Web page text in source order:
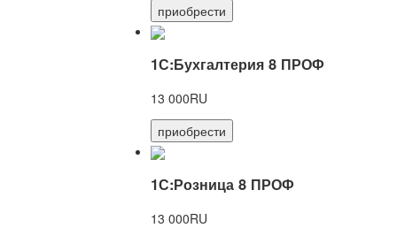
приобрести
1С:Бухгалтерия 8 ПРОФ
13 000RU
приобрести
1С:Розница 8 ПРОФ
13 000RU